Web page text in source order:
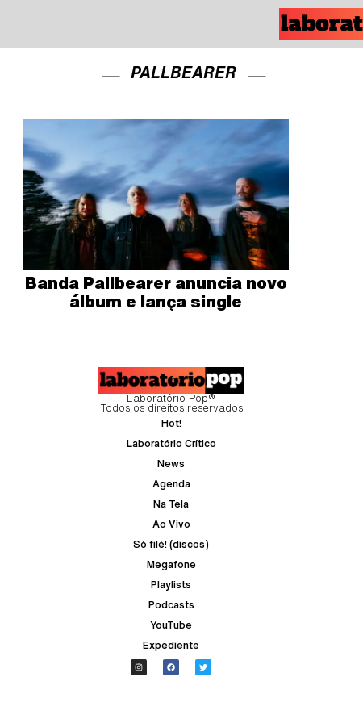
PALLBEARER
Banda Pallbearer anuncia novo
álbum e lança single
Laboratório Pop®
Todos os direitos reservados
Hot!
Laboratório Crítico
News
Agenda
Na Tela
Ao Vivo
Só filé! (discos)
Megafone
Playlists
Podcasts
YouTube
Expediente